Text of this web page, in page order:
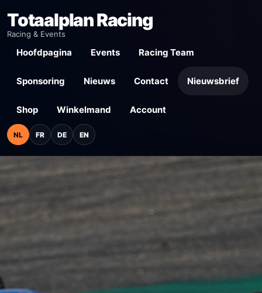
Totaalplan Racing
Racing & Events
Hoofdpagina Events Racing Team
Sponsoring Nieuws Contact Nieuwsbrief
Shop Winkelmand Account
NL FR DE EN